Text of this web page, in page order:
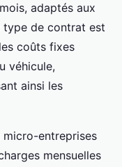
adaptés aux
type de contrat est
coûts fixes
véhicule,
ainsi les
entreprises
mensuelles